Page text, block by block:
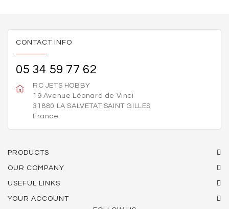
CONTACT INFO
05 34 59 77 62
RC JETS HOBBY
19 Avenue Léonard de Vinci
31880 LA SALVETAT SAINT GILLES
France
PRODUCTS
OUR COMPANY
USEFUL LINKS
YOUR ACCOUNT